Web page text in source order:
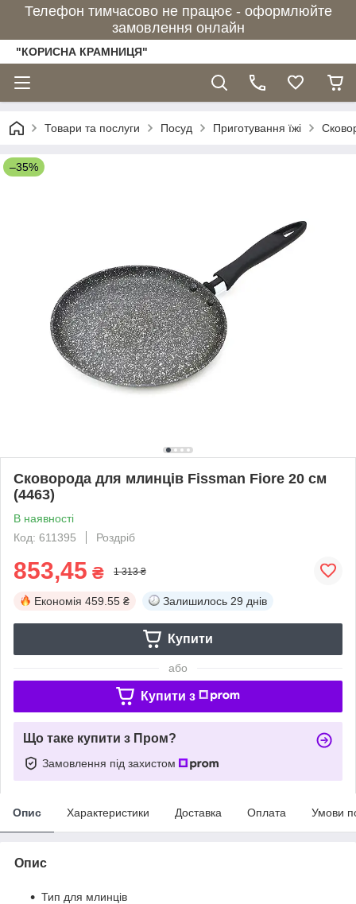
Телефон тимчасово не працює - оформлюйте
замовлення онлайн
"КОРИСНА КРАМНИЦЯ"
Товари та послуги Посуд Приготування їжі
–35%
Сковорода для млинців Fissman Fiore 20 см
(4463)
В наявності
Код: 611395
Роздріб
853,45 ₴ 1 313 ₴
Економія 459.55 ₴ Залишилось 29 днів
Купити
або
Купити з
Що таке купити з Пром?
Замовлення під захистом
Опис Характеристики Доставка Оплата Умови
Опис
Тип для млинців